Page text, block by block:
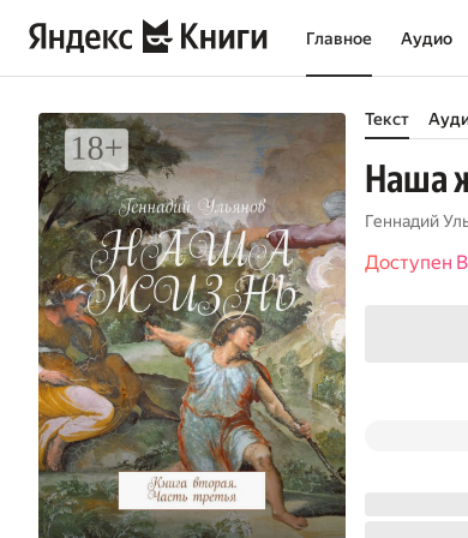
Главное Аудио
Текст
Наша
Геннадий
Доступен